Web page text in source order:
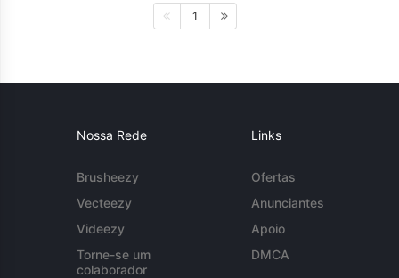
1
Nossa Rede
Brusheezy
Vecteezy
Videezy
Torne-se um
colaborador
Links
Ofertas
Anunciantes
Apoio
DMCA